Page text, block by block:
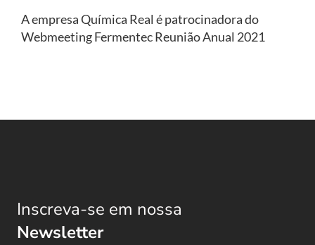
A empresa Química Real é patrocinadora do
Webmeeting Fermentec Reunião Anual 2021
Inscreva-se em nossa
Newsletter